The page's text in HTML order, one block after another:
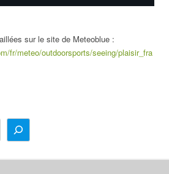
sur le site de Meteoblue :
fr/meteo/outdoorsports/seeing/plaisir_fra